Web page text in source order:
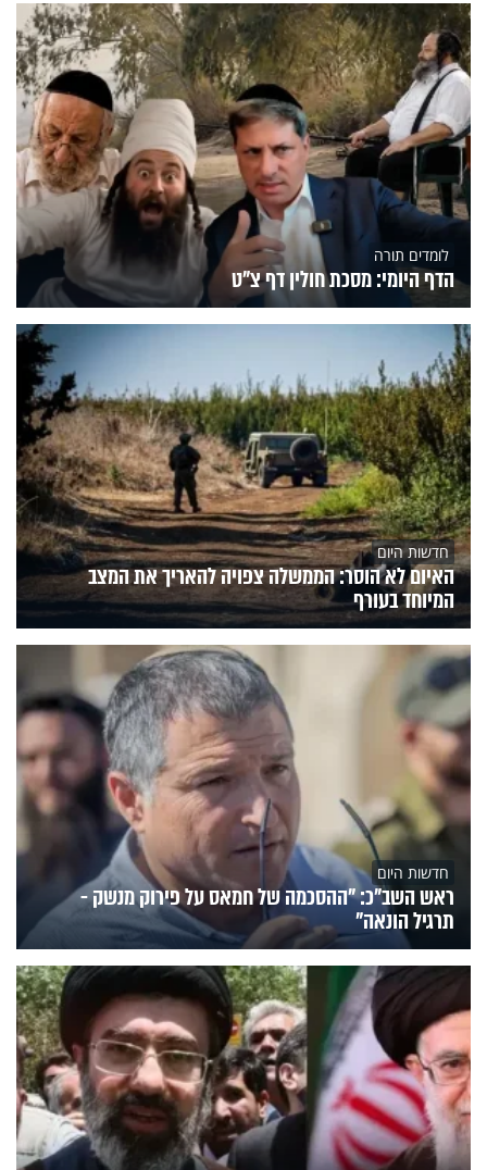
לומדים תורה
הדף היומי: מסכת חולין דף צ"ט
חדשות היום
האיום לא הוסר: הממשלה צפויה להאריך את המצב
המיוחד בעורף
חדשות היום
ראש השב"כ: "ההסכמה של חמאס על פירוק מנשק -
תרגיל הונאה"